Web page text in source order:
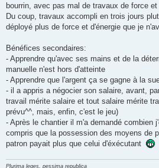
bourrin, avec pas mal de travaux de force
Du coup, travaux accompli en trois jours
déployé plus de force et d'énergie que je
Bénéfices secondaires:
- Apprendre qu'avec ses mains et de la
manuelle n'est hors d'atteinte
- Apprendre que l'argent ça se gagne à la
- il a appris a négocier son salaire, avant,
travail mérite salaire et tout salaire mérite
prévu^^, mais, enfin, c'est le jeu)
- Après le chantier il m'a demandé combien
compris que la possession des moyens de
patron payait plus que celui d'éxécutant
Plurima leges, pessima republica